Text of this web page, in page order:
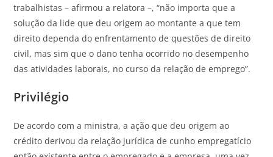
trabalhistas – afirmou a relatora –, “não importa que a
solução da lide que deu origem ao montante a que tem
direito dependa do enfrentamento de questões de direito
civil, mas sim que o dano tenha ocorrido no desempenho
das atividades laborais, no curso da relação de emprego”.
Privilé​​gio
De acordo com a ministra, a ação que deu origem ao
crédito derivou da relação jurídica de cunho empregatício